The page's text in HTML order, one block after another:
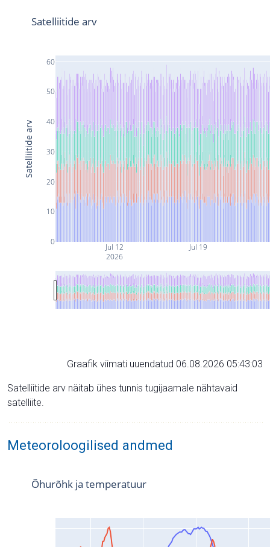
Jul 12
2026
Jul 19
0
10
20
30
40
50
60
Satelliitide arv
Satelliitide arv
Graafik viimati uuendatud 06.08.2026 05:43:03
Satelliitide arv näitab ühes tunnis tugijaamale nähtavaid
satelliite.
Meteoroloogilised andmed
Õhurõhk ja temperatuur